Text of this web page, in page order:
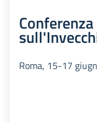
Roma, 15-17